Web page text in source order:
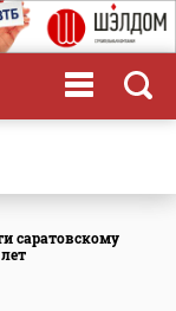
саратовскому